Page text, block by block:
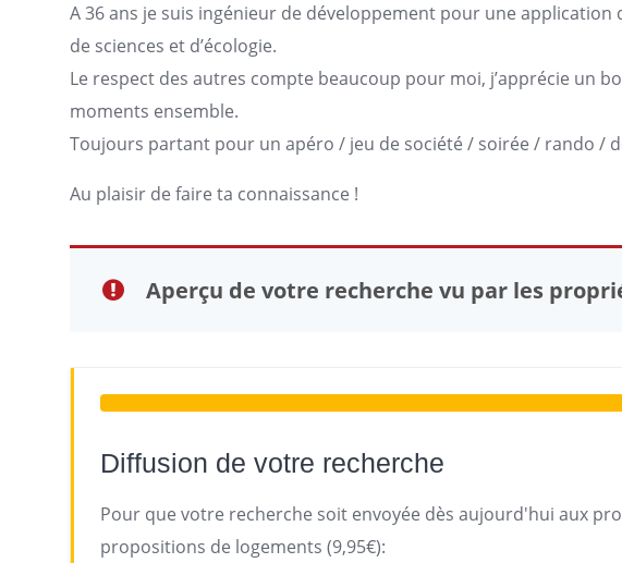
A 36 ans je suis ingénieur de développement pour une
de sciences et d’écologie.
Le respect des autres compte beaucoup pour moi, j’apprécie un
moments ensemble.
Toujours partant pour un apéro / jeu de société / soirée / rando /
Au plaisir de faire ta connaissance !
Aperçu de votre recherche vu par les
Diffusion de votre recherche
Pour que votre recherche soit envoyée dès aujourd'hui aux
propositions de logements (9,95€):